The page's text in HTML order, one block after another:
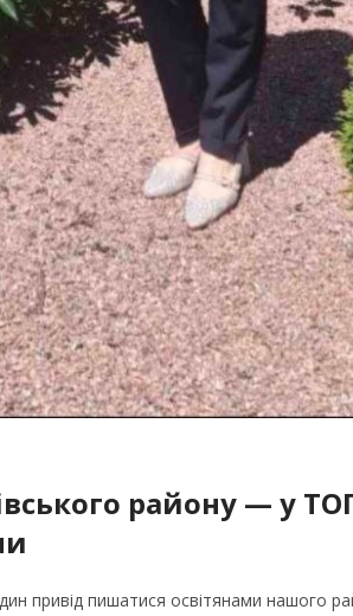
району — у
привід пишатися освітянами нашого